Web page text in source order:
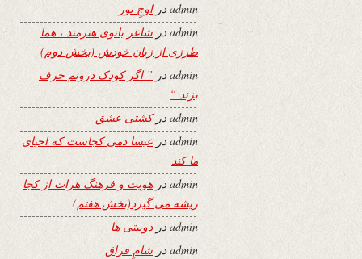
adminدراوجِ نور
adminدر شاعر بانوی هنرمند ، هما
طرزی از زبان خودش (بخش دوم)
adminدر ” اگر کودک درونم حرف
بزند “
adminدرکشتی عشق
adminدر عیسا دمی کجاست که احیای
ما کند
adminدر هویت و فرهنگ هرات از کجا
ریشه می گیرد(بخش هفتم)
adminدردوبیتی ها
admin در شامِ فراق